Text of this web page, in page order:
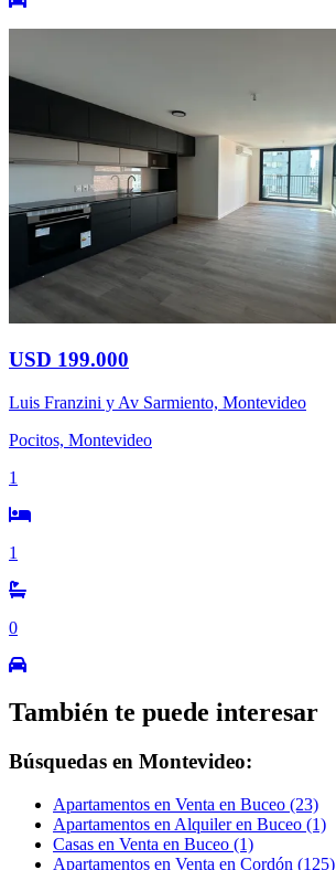
USD 199.000
Luis Franzini y Av Sarmiento, Montevideo
Pocitos, Montevideo
1
1
0
También te puede interesar
Búsquedas en Montevideo:
Apartamentos en Venta en Buceo (23)
Apartamentos en Alquiler en Buceo (1)
Casas en Venta en Buceo (1)
Apartamentos en Venta en Cordón (125)